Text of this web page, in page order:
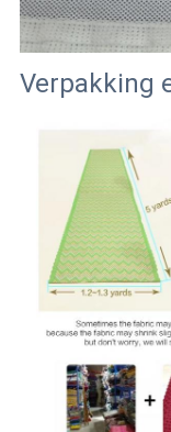
Verpakking